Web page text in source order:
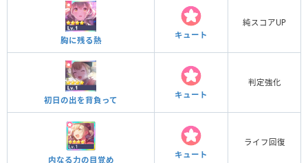
胸に残る熱
キュート
純スコアUP
初日の出を背負って
キュート
判定強化
内なる力の目覚め
キュート
ライフ回復